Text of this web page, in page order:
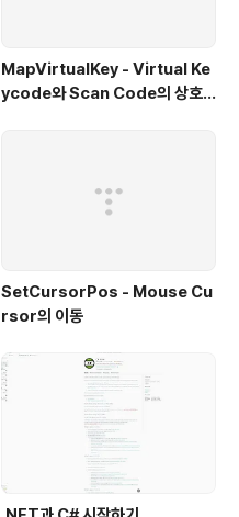
MapVirtualKey - Virtual Ke
ycode와 Scan Code의 상호
SetCursorPos - Mouse Cu
rsor의 이동